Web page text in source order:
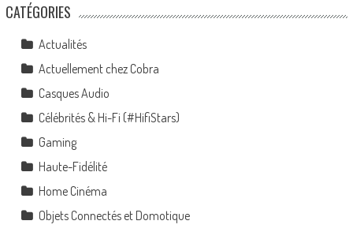
CATÉGORIES
Actualités
Actuellement chez Cobra
Casques Audio
Célébrités & Hi-Fi (#HifiStars)
Gaming
Haute-Fidélité
Home Cinéma
Objets Connectés et Domotique